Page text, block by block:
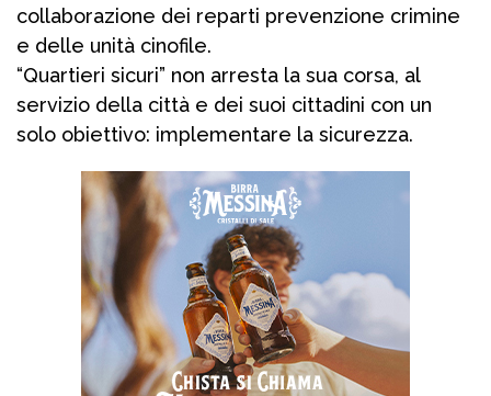
collaborazione dei reparti prevenzione crimine
e delle unità cinofile.
“Quartieri sicuri” non arresta la sua corsa, al
servizio della città e dei suoi cittadini con un
solo obiettivo: implementare la sicurezza.